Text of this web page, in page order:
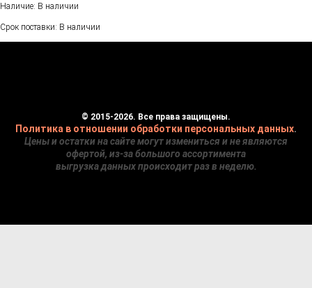
Наличие: В наличии
Срок поставки: В наличии
© 2015-2026. Все права защищены.
Политика в отношении обработки персональных данных.
Цены и остатки на сайте могут измениться и не являются
офертой, из-за большого ассортимента
выгрузка данных происходит раз в неделю.